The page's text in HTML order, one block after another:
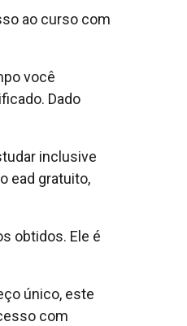
ao curso com
você
Dado
inclusive
ead gratuito,
obtidos. Ele é
único, este
com